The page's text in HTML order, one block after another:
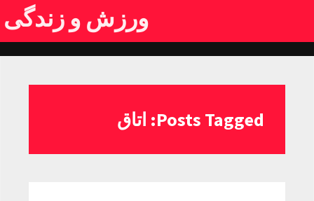
ورزش و زندگی
Posts Tagged: اتاق